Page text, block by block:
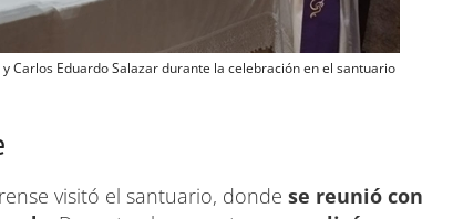
Carlos Eduardo Salazar durante la celebración en el santuario
visitó el santuario, donde se reunió con